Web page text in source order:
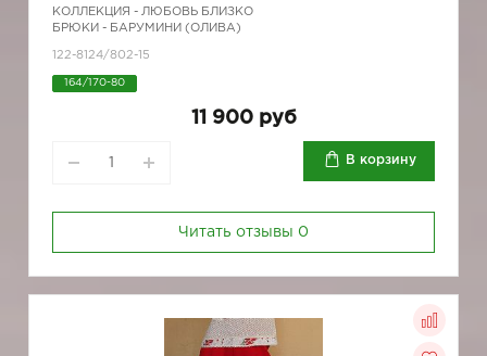
КОЛЛЕКЦИЯ - ЛЮБОВЬ БЛИЗКО
БРЮКИ - БАРУМИНИ (ОЛИВА)
122-8124/802-15
164/170-80
11 900 руб
В корзину
Читать отзывы 0